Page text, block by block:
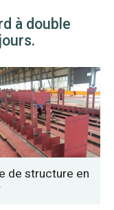
à double
de structure en